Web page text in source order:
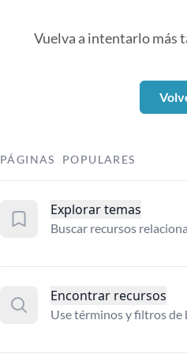
Vuelva a intentarlo más
PÁGINAS POPULARES
Explorar temas
Buscar recursos
Encontrar recursos
Use términos y filtros de